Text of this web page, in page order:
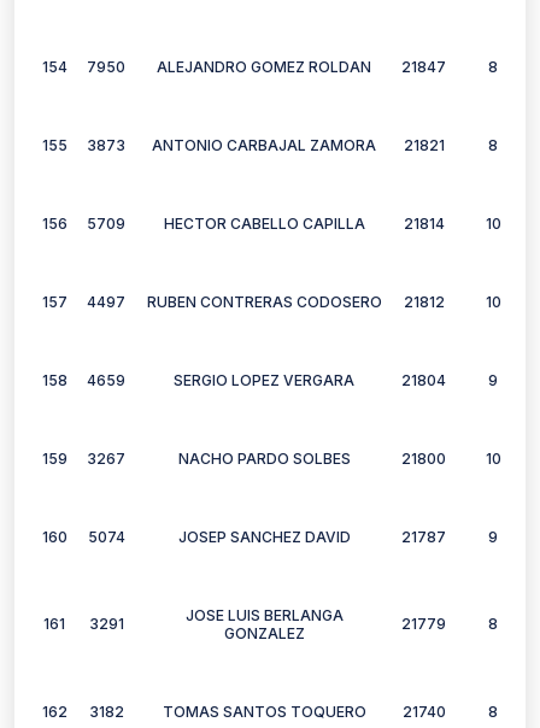
154 7950 ALEJANDRO GOMEZ ROLDAN 21847 8
155 3873 ANTONIO CARBAJAL ZAMORA 21821 8
156 5709 HECTOR CABELLO CAPILLA 21814 10
157 4497 RUBEN CONTRERAS CODOSERO 21812 10
158 4659 SERGIO LOPEZ VERGARA 21804 9
159 3267 NACHO PARDO SOLBES 21800 10
160 5074 JOSEP SANCHEZ DAVID 21787 9
161 3291
JOSE LUIS BERLANGA
GONZALEZ
21779 8
162 3182 TOMAS SANTOS TOQUERO 21740 8